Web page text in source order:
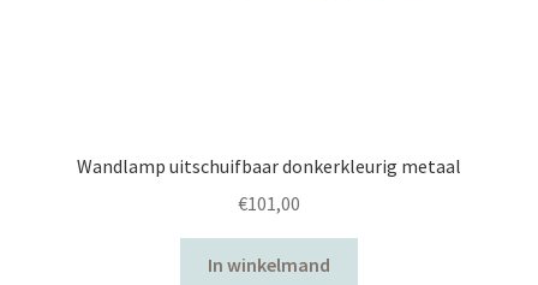
Wandlamp uitschuifbaar donkerkleurig metaal
€101,00
In winkelmand